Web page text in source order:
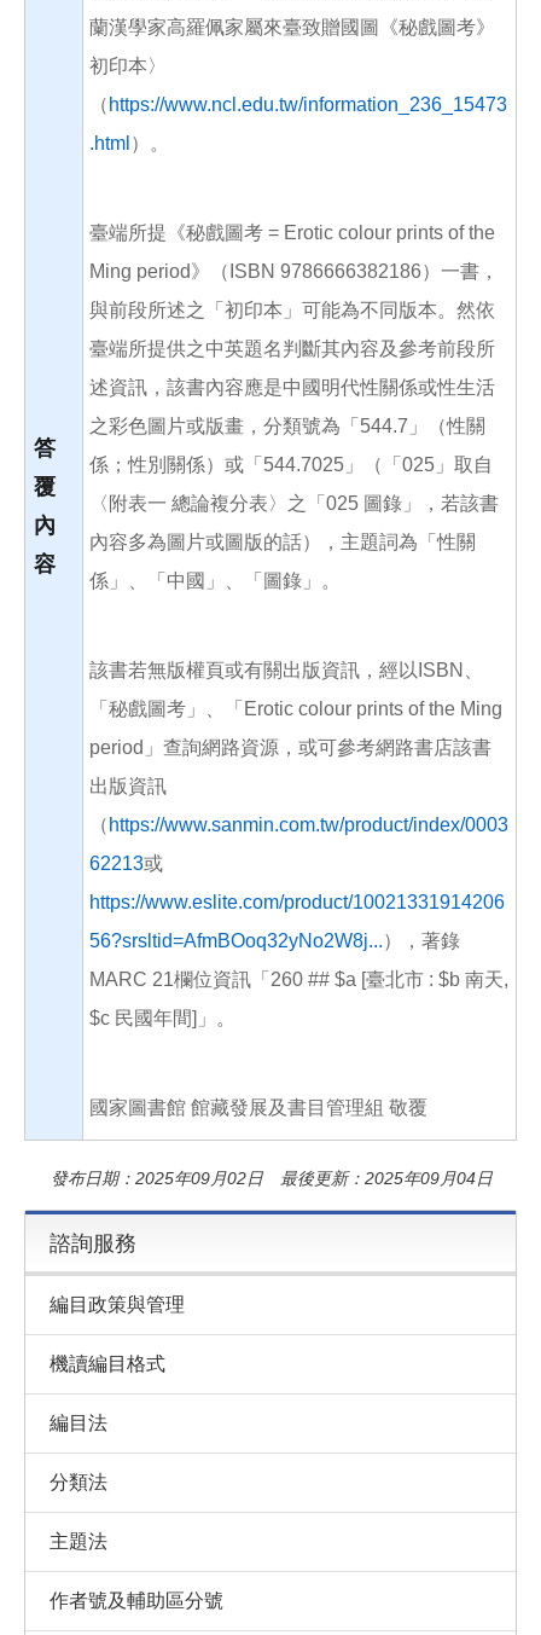
答
覆
內
容
蘭漢學家高羅佩家屬來臺致贈國圖《秘戲圖考》
初印本〉
（ https://www.ncl.edu.tw/information_236_15473
.html ）。
臺端所提《秘戲圖考 = Erotic colour prints of the
Ming period》（ISBN 9786666382186）一書，
與前段所述之「初印本」可能為不同版本。然依
臺端所提供之中英題名判斷其內容及參考前段所
述資訊，該書內容應是中國明代性關係或性生活
之彩色圖片或版畫，分類號為「544.7」（性關
係；性別關係）或「544.7025」（「025」取自
〈附表一 總論複分表〉之「025 圖錄」，若該書
內容多為圖片或圖版的話），主題詞為「性關
係」、「中國」、「圖錄」。
該書若無版權頁或有關出版資訊，經以ISBN、
「秘戲圖考」、「Erotic colour prints of the Ming
period」查詢網路資源，或可參考網路書店該書
出版資訊
（ https://www.sanmin.com.tw/product/index/0003
62213或
https://www.eslite.com/product/10021331914206
56?srsltid=AfmBOoq32yNo2W8j...），著錄
MARC 21欄位資訊「260 ## $a [臺北市 : $b 南天,
$c 民國年間]」。
國家圖書館 館藏發展及書目管理組 敬覆
發布日期：2025年09月02日 最後更新：2025年09月04日
諮詢服務
編目政策與管理
機讀編目格式
編目法
分類法
主題法
作者號及輔助區分號